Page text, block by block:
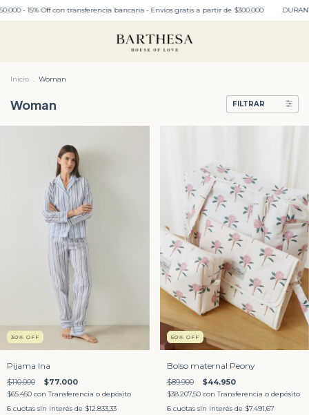
transferencia bancaria • Envíos gratis a partir de $300.000 DURANTE TODO
Inicio . Woman
Woman FILTRAR
30% OFF
Pijama Ina
$110.000 $77.000
$65.450 con Transferencia o depósito
6 cuotas sin interés de $12.833,33
50% OFF
Bolso maternal Peony
$89.900 $44.950
$38.207,50 con Transferencia o depósito
6 cuotas sin interés de $7.491,67